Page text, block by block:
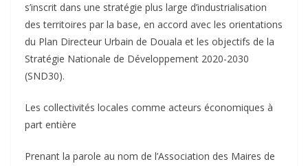
s’inscrit dans une stratégie plus large d’industrialisation
des territoires par la base, en accord avec les orientations
du Plan Directeur Urbain de Douala et les objectifs de la
Stratégie Nationale de Développement 2020-2030
(SND30).
Les collectivités locales comme acteurs économiques à
part entière
Prenant la parole au nom de l’Association des Maires de